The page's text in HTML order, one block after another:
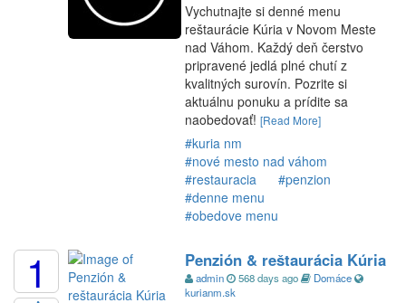
Vychutnajte si denné menu
reštaurácie Kúria v Novom Meste
nad Váhom. Každý deň čerstvo
pripravené jedlá plné chutí z
kvalitných surovín. Pozrite si
aktuálnu ponuku a prídite sa
naobedovať! [Read More]
#kuria nm
#nové mesto nad váhom
#restauracia
#penzion
#denne menu
#obedove menu
1 Penzión & reštaurácia Kúria
admin 568 days ago
Domáce
kurianm.sk